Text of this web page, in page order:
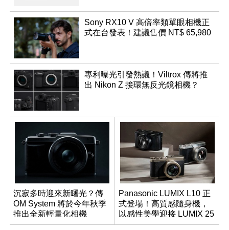
Sony RX10 V 高倍率類單眼相機正
式在台發表！建議售價 NT$ 65,980
專利曝光引發熱議！Viltrox 傳將推
出 Nikon Z 接環無反光鏡相機？
沉寂多時迎來新曙光？傳
OM System 將於今年秋季
推出全新輕量化相機
Panasonic LUMIX L10 正
式登場！高質感隨身機，
以感性美學迎接 LUMIX 25
週年